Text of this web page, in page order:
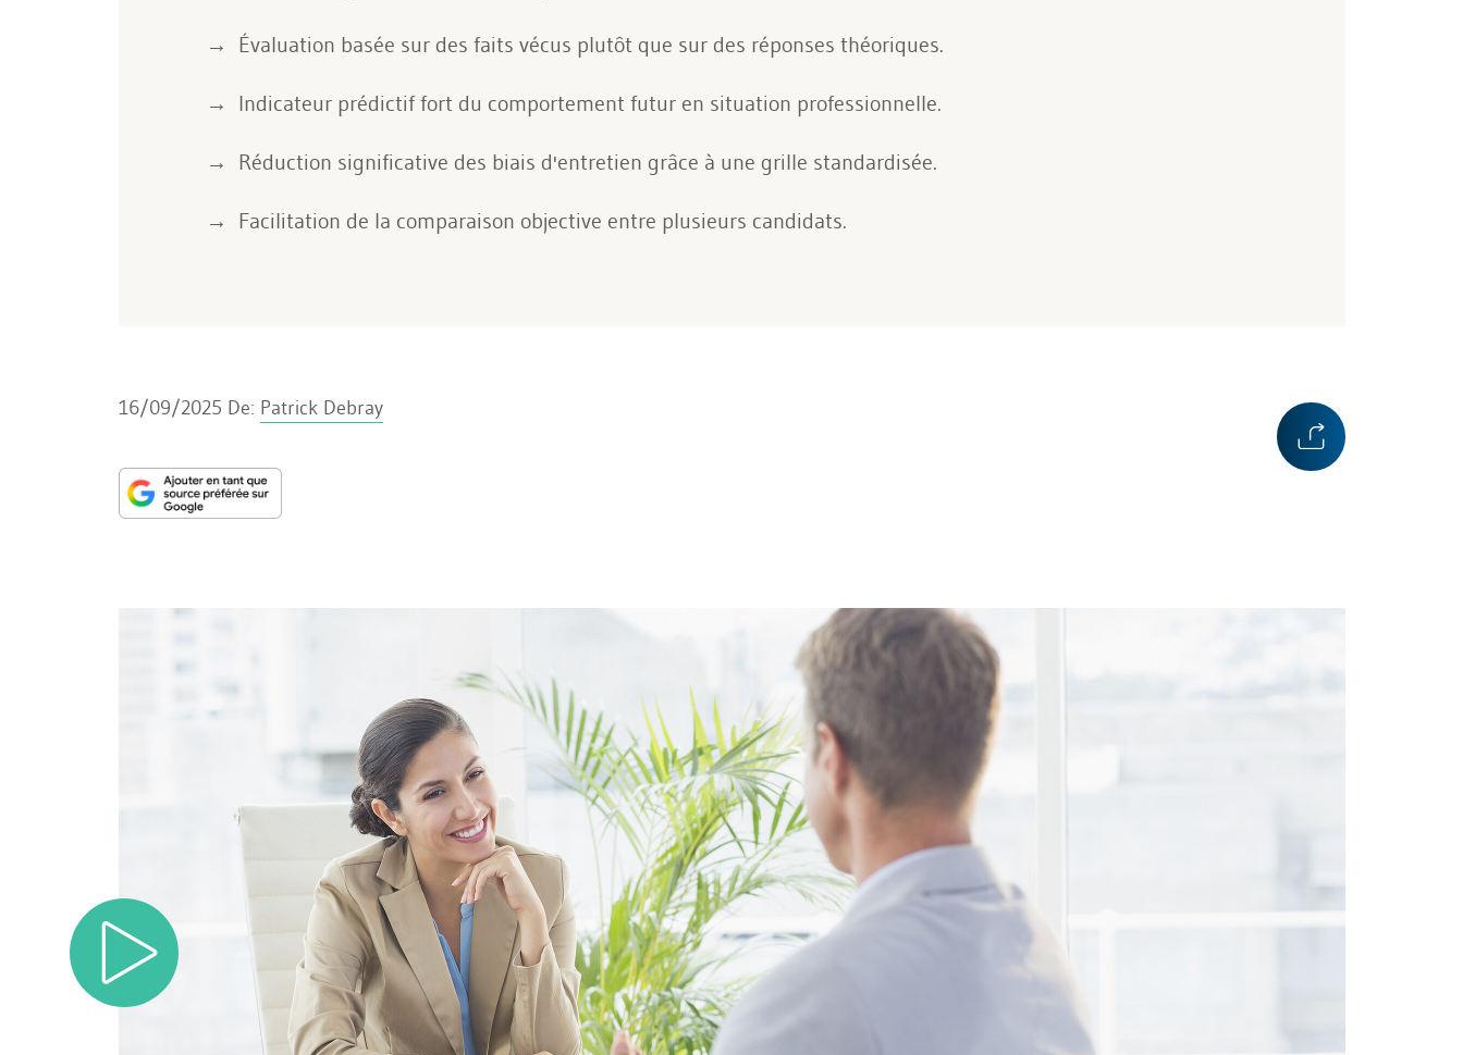
Évaluation basée sur des faits vécus plutôt que sur des réponses théoriques.
Indicateur prédictif fort du comportement futur en situation professionnelle.
Réduction significative des biais d'entretien grâce à une grille standardisée.
Facilitation de la comparaison objective entre plusieurs candidats.
16/09/2025 De: Patrick Debray